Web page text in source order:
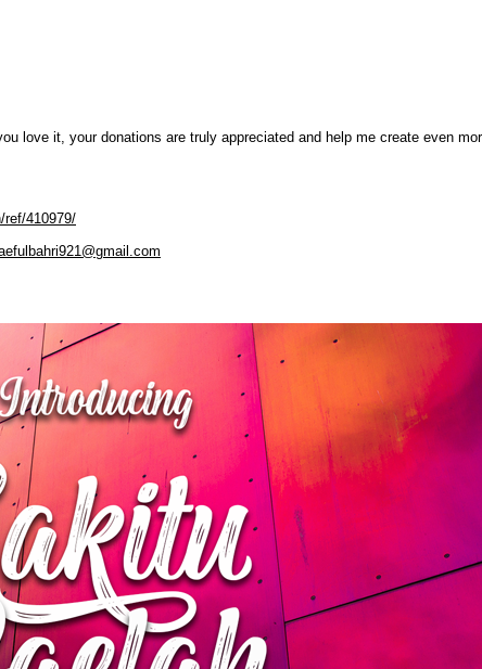
love it, your donations are truly appreciated and help me create even
ref/410979/